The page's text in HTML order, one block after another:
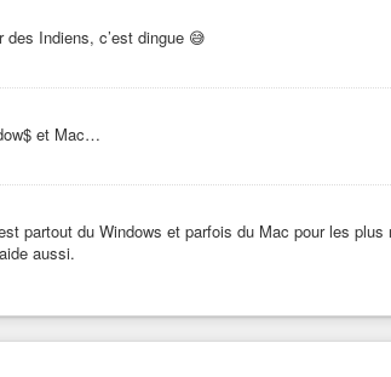
Indiens, c’est dingue 😅
et Mac…
partout du Windows et parfois du Mac pour les plus
aussi.